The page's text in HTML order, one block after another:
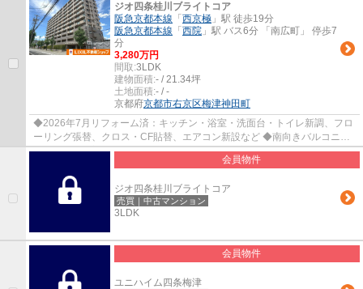
ジオ四条桂川ブライトコア
阪急京都本線 「 西京極 」駅 徒歩19分
阪急京都本線 「 西院 」駅 バス6分 「南広町」 停歩7
分
3,280万円
間取:3LDK
建物面積:- / 21.34坪
土地面積:- / -
京都府京都市右京区梅津神田町
◆2026年7月リフォーム済：キッチン・浴室・洗面台・トイレ新調、フロ
ーリング張替、クロス・CF貼替、エアコン新設など ◆南向きバルコニー
◆2WAY洗面室 ◆食器洗浄乾燥機、浄水器、浴室...
会員物件
ジオ四条桂川ブライトコア
売買｜中古マンション
3LDK
会員物件
ユニハイム四条梅津